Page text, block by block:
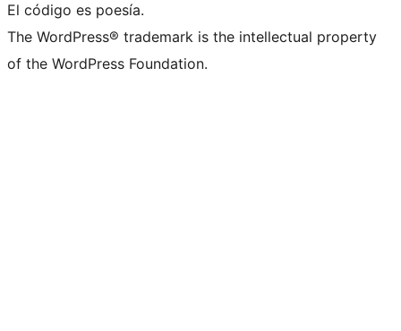
El código es poesía.
The WordPress® trademark is the intellectual property
of the WordPress Foundation.